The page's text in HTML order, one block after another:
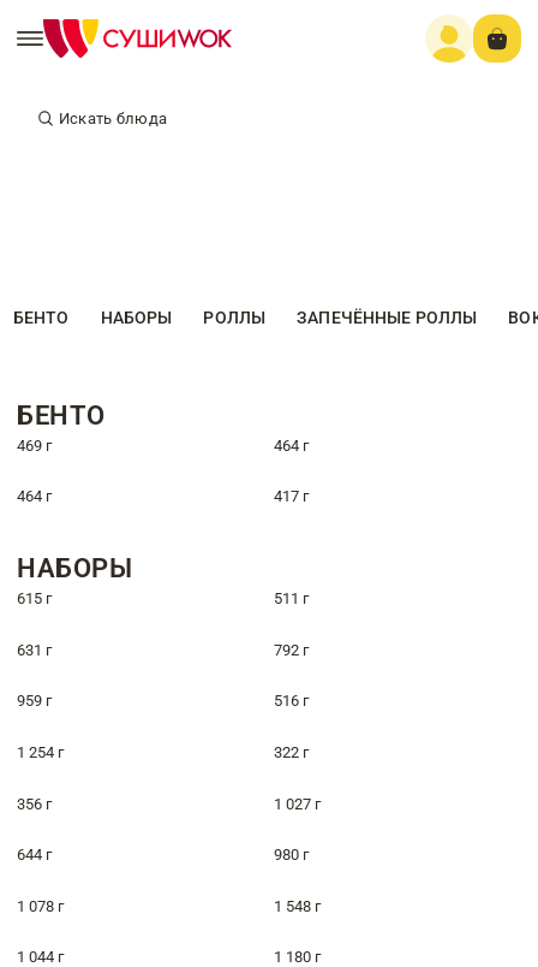
Искать блюда
БЕНТО НАБОРЫ РОЛЛЫ ЗАПЕЧЁННЫЕ РОЛЛЫ
БЕНТО
469 г 464 г
464 г 417 г
НАБОРЫ
615 г 511 г
631 г 792 г
959 г 516 г
1 254 г 322 г
356 г 1 027 г
644 г 980 г
1 078 г 1 548 г
1 044 г 1 180 г